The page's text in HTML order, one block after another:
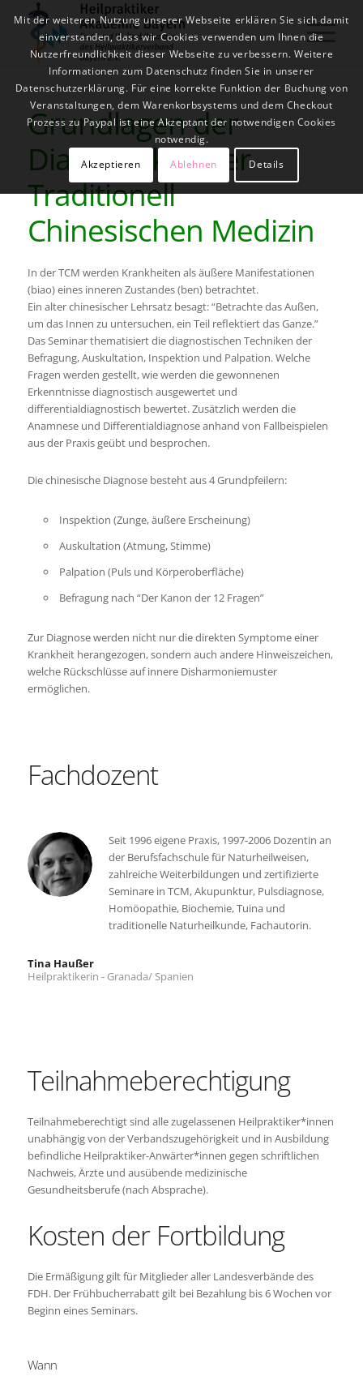
Grundlagen der
Diagnostik in der
Traditionell
Chinesischen Medizin
In der TCM werden Krankheiten als äußere Manifestationen
(biao) eines inneren Zustandes (ben) betrachtet.
Ein alter chinesischer Lehrsatz besagt: “Betrachte das Außen,
um das Innen zu untersuchen, ein Teil reflektiert das Ganze.”
Das Seminar thematisiert die diagnostischen Techniken der
Befragung, Auskultation, Inspektion und Palpation. Welche
Fragen werden gestellt, wie werden die gewonnenen
Erkenntnisse diagnostisch ausgewertet und
differentialdiagnostisch bewertet. Zusätzlich werden die
Anamnese und Differentialdiagnose anhand von Fallbeispielen
aus der Praxis geübt und besprochen.
Die chinesische Diagnose besteht aus 4 Grundpfeilern:
Inspektion (Zunge, äußere Erscheinung)
Auskultation (Atmung, Stimme)
Palpation (Puls und Körperoberfläche)
Befragung nach “Der Kanon der 12 Fragen”
Zur Diagnose werden nicht nur die direkten Symptome einer
Krankheit herangezogen, sondern auch andere Hinweiszeichen,
welche Rückschlüsse auf innere Disharmoniemuster
ermöglichen.
Fachdozent
Seit 1996 eigene Praxis, 1997-2006 Dozentin an
der Berufsfachschule für Naturheilweisen,
zahlreiche Weiterbildungen und zertifizierte
Seminare in TCM, Akupunktur, Pulsdiagnose,
Homöopathie, Biochemie, Tuina und
traditionelle Naturheilkunde, Fachautorin.
Tina Haußer
Heilpraktikerin - Granada/ Spanien
Teilnahmeberechtigung
Teilnahmeberechtigt sind alle zugelassenen Heilpraktiker*innen
unabhängig von der Verbandszugehörigkeit und in Ausbildung
befindliche Heilpraktiker-Anwärter*innen gegen schriftlichen
Nachweis, Ärzte und ausübende medizinische
Gesundheitsberufe (nach Absprache).
Kosten der Fortbildung
Die Ermäßigung gilt für Mitglieder aller Landesverbände des
FDH. Der Frühbucherrabatt gilt bei Bezahlung bis 6 Wochen vor
Beginn eines Seminars.
Wann
Mit der weiteren Nutzung unserer Webseite erklären Sie sich damit
einverstanden, dass wir Cookies verwenden um Ihnen die
Nutzerfreundlichkeit dieser Webseite zu verbessern. Weitere
Informationen zum Datenschutz finden Sie in unserer
Datenschutzerklärung. Für eine korrekte Funktion der Buchung von
Veranstaltungen, dem Warenkorbsystems und dem Checkout
Prozess zu Paypal ist eine Akzeptant der notwendigen Cookies
notwendig.
Akzeptieren
Ablehnen Details